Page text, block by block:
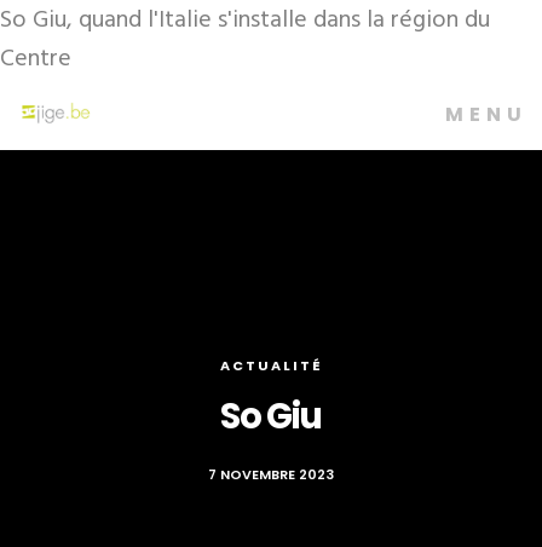
So Giu, quand l'Italie s'installe dans la région du
Centre
MENU
ACTUALITÉ
So Giu
7 NOVEMBRE 2023